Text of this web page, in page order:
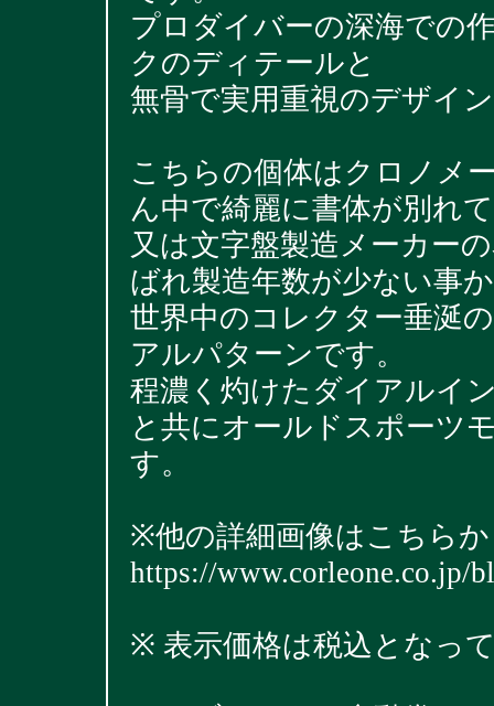
プロダイバーの深海での
クのディテールと
無骨で実用重視のデザイ
こちらの個体はクロノメ
ん中で綺麗に書体が別れ
又は文字盤製造メーカー
ばれ製造年数が少ない事
世界中のコレクター垂涎
アルパターンです。
程濃く灼けたダイアルイ
と共にオールドスポーツ
す。
※他の詳細画像はこちら
https://www.corleone.co.jp/
※ 表示価格は税込となっ